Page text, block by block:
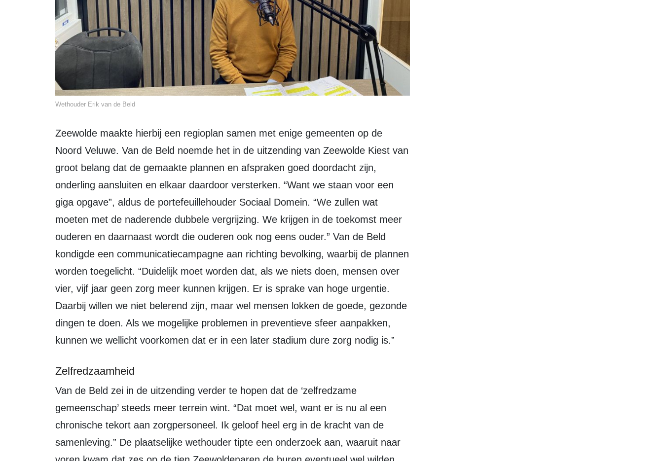
Wethouder Erik van de Beld
Zeewolde maakte hierbij een regioplan samen met enige gemeenten op de
Noord Veluwe. Van de Beld noemde het in de uitzending van Zeewolde Kiest van
groot belang dat de gemaakte plannen en afspraken goed doordacht zijn,
onderling aansluiten en elkaar daardoor versterken. “Want we staan voor een
giga opgave”, aldus de portefeuillehouder Sociaal Domein. “We zullen wat
moeten met de naderende dubbele vergrijzing. We krijgen in de toekomst meer
ouderen en daarnaast wordt die ouderen ook nog eens ouder.” Van de Beld
kondigde een communicatiecampagne aan richting bevolking, waarbij de plannen
worden toegelicht. “Duidelijk moet worden dat, als we niets doen, mensen over
vier, vijf jaar geen zorg meer kunnen krijgen. Er is sprake van hoge urgentie.
Daarbij willen we niet belerend zijn, maar wel mensen lokken de goede, gezonde
dingen te doen. Als we mogelijke problemen in preventieve sfeer aanpakken,
kunnen we wellicht voorkomen dat er in een later stadium dure zorg nodig is.”
Zelfredzaamheid
Van de Beld zei in de uitzending verder te hopen dat de ‘zelfredzame
gemeenschap’ steeds meer terrein wint. “Dat moet wel, want er is nu al een
chronische tekort aan zorgpersoneel. Ik geloof heel erg in de kracht van de
samenleving.” De plaatselijke wethouder tipte een onderzoek aan, waaruit naar